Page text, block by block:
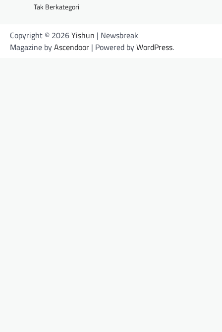
Tak Berkategori
Copyright © 2026Yishun | Newsbreak
Magazine byAscendoor | Powered byWordPress.